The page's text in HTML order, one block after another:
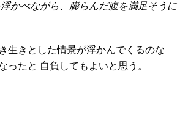
かべながら、膨らんだ腹を満足そうに
生きとした情景が浮かんでくるのな
ったと 自負してもよいと思う。